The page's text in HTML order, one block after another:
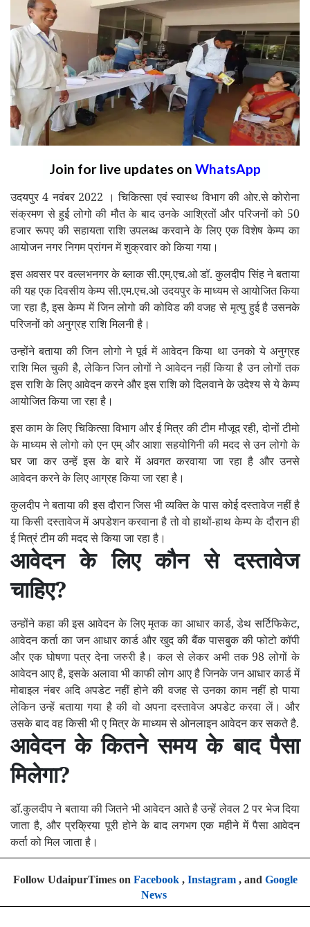
Join for live updates on WhatsApp
उदयपुर 4 नवंबर 2022 । चिकित्सा एवं स्वास्थ विभाग की ओर.से कोरोना
संक्रमण से हुई लोगो की मौत के बाद उनके आश्रितों और परिजनों को 50
हजार रूपए की सहायता राशि उपलब्ध करवाने के लिए एक विशेष केम्प का
आयोजन नगर निगम प्रांगन में शुक्रवार को किया गया।
इस अवसर पर वल्लभनगर के ब्लाक सी.एम्.एच.ओ डॉ. कुलदीप सिंह ने बताया
की यह एक दिवसीय केम्प सी.एम.एच.ओ उदयपुर के माध्यम से आयोजित किया
जा रहा है, इस केम्प में जिन लोगो की कोविड की वजह से मृत्यु हुई है उसनके
परिजनों को अनुग्रह राशि मिलनी है।
उन्होंने बताया की जिन लोगो ने पूर्व में आवेदन किया था उनको ये अनुग्रह
राशि मिल चुकी है, लेकिन जिन लोगों ने आवेदन नहीं किया है उन लोगों तक
इस राशि के लिए आवेदन करने और इस राशि को दिलवाने के उदेश्य से ये केम्प
आयोजित किया जा रहा है।
इस काम के लिए चिकित्सा विभाग और ई मित्र की टीम मौजूद रही, दोनों टीमो
के माध्यम से लोगो को एन एम् और आशा सहयोगिनी की मदद से उन लोगो के
घर जा कर उन्हें इस के बारे में अवगत करवाया जा रहा है और उनसे
आवेदन करने के लिए आग्रह किया जा रहा है।
कुलदीप ने बताया की इस दौरान जिस भी व्यक्ति के पास कोई दस्तावेज नहीं है
या किसी दस्तावेज में अपडेशन करवाना है तो वो हाथों-हाथ केम्प के दौरान ही
ई मित्रं टीम की मदद से किया जा रहा है।
आवेदन के लिए कौन से दस्तावेज
चाहिए?
उन्होंने कहा की इस आवेदन के लिए मृतक का आधार कार्ड, डेथ सर्टिफिकेट,
आवेदन कर्ता का जन आधार कार्ड और खुद की बैंक पासबुक की फोटो कॉपी
और एक घोषणा पत्र देना जरुरी है। कल से लेकर अभी तक 98 लोगों के
आवेदन आए है, इसके अलावा भी काफी लोग आए है जिनके जन आधार कार्ड में
मोबाइल नंबर अदि अपडेट नहीं होने की वजह से उनका काम नहीं हो पाया
लेकिन उन्हें बताया गया है की वो अपना दस्तावेज अपडेट करवा लें। और
उसके बाद वह किसी भी ए मित्र के माध्यम से ओनलाइन आवेदन कर सकते है.
आवेदन के कितने समय के बाद पैसा
मिलेगा?
डॉ.कुलदीप ने बताया की जितने भी आवेदन आते है उन्हें लेवल 2 पर भेज दिया
जाता है, और प्रक्रिया पूरी होने के बाद लगभग एक महीने में पैसा आवेदन
कर्ता को मिल जाता है।
Follow UdaipurTimes on Facebook, Instagram, and Google
News